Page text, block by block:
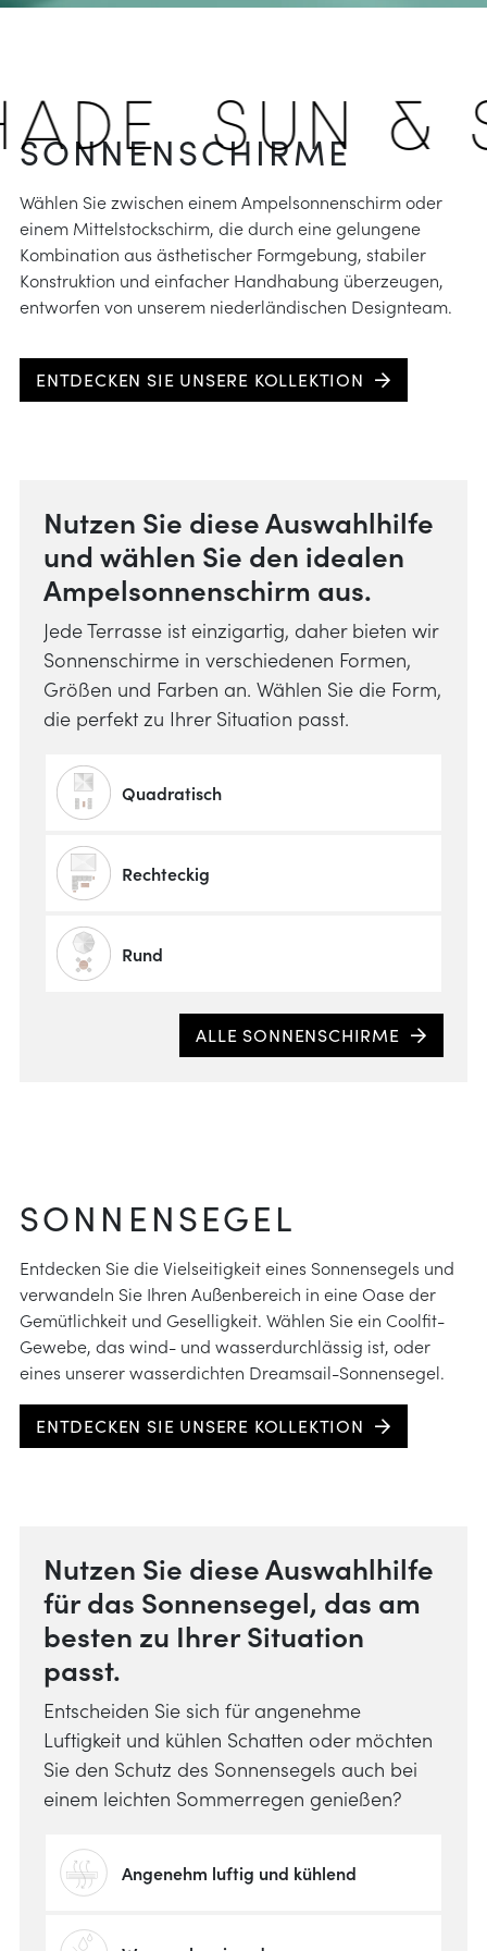
SUN &
SONNENSCHIRME
Wählen Sie zwischen einem Ampelsonnenschirm oder
einem Mittelstockschirm, die durch eine gelungene
Kombination aus ästhetischer Formgebung, stabiler
Konstruktion und einfacher Handhabung überzeugen,
entworfen von unserem niederländischen Designteam.
ENTDECKEN SIE UNSERE KOLLEKTION
Nutzen Sie diese Auswahlhilfe
und wählen Sie den idealen
Ampelsonnenschirm aus.
Jede Terrasse ist einzigartig, daher bieten wir
Sonnenschirme in verschiedenen Formen,
Größen und Farben an. Wählen Sie die Form,
die perfekt zu Ihrer Situation passt.
Quadratisch
Rechteckig
Rund
ALLE SONNENSCHIRME
SONNENSEGEL
Entdecken Sie die Vielseitigkeit eines Sonnensegels und
verwandeln Sie Ihren Außenbereich in eine Oase der
Gemütlichkeit und Geselligkeit. Wählen Sie ein Coolfit-
Gewebe, das wind- und wasserdurchlässig ist, oder
eines unserer wasserdichten Dreamsail-Sonnensegel.
ENTDECKEN SIE UNSERE KOLLEKTION
Nutzen Sie diese Auswahlhilfe
für das Sonnensegel, das am
besten zu Ihrer Situation
passt.
Entscheiden Sie sich für angenehme
Luftigkeit und kühlen Schatten oder möchten
Sie den Schutz des Sonnensegels auch bei
einem leichten Sommerregen genießen?
Angenehm luftig und kühlend